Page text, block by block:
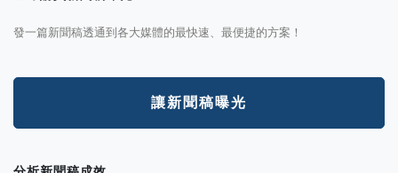
發一篇新聞稿透通到各大媒體的最快速、最便捷的方案！
讓新聞稿曝光